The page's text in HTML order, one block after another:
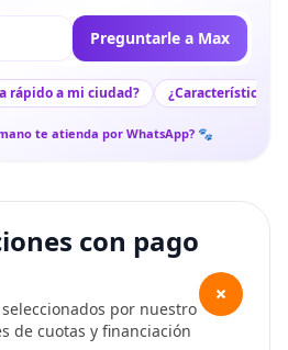
Preguntarle a Max
rápido a mi ciudad? ¿Características
te atienda por WhatsApp? 🐾
con pago
por nuestro
de cuotas y financiación
+